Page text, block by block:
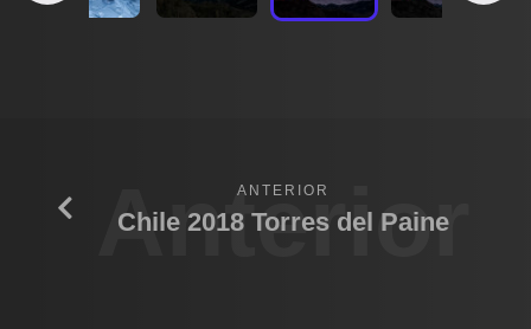
Anterior
ANTERIOR
Chile 2018 Torres del Paine